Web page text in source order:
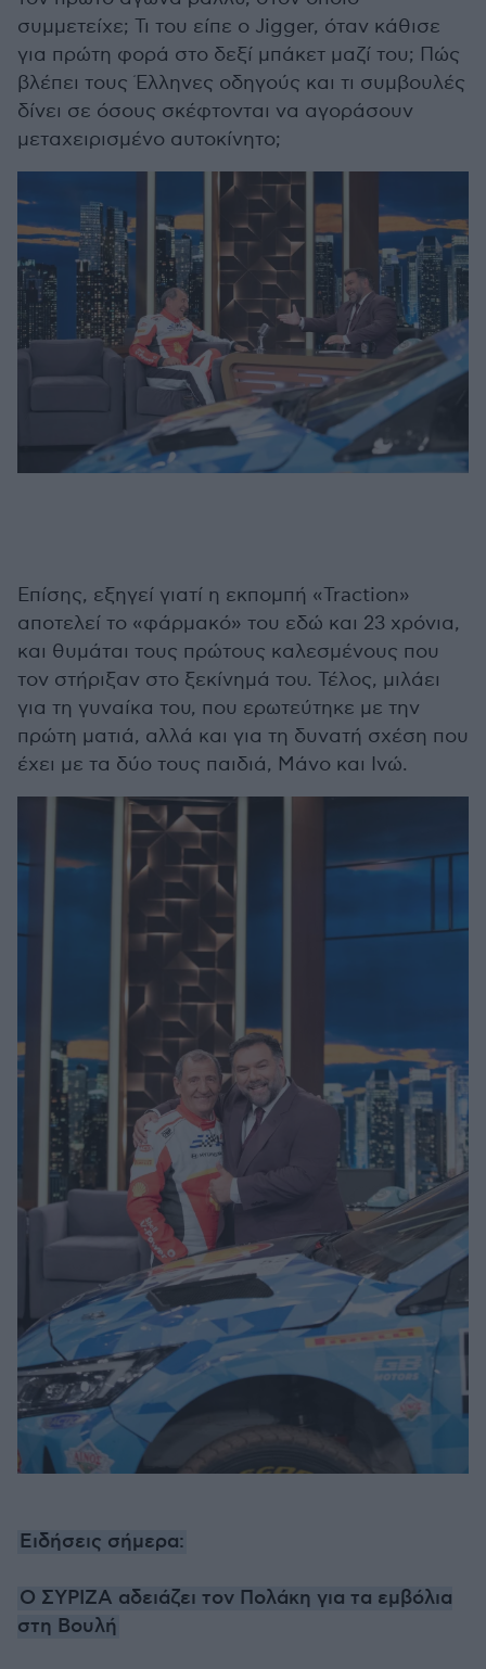
συμμετείχε; Τι του είπε ο Jigger, όταν κάθισε
για πρώτη φορά στο δεξί μπάκετ μαζί του; Πώς
βλέπει τους Έλληνες οδηγούς και τι συμβουλές
δίνει σε όσους σκέφτονται να αγοράσουν
μεταχειρισμένο αυτοκίνητο;
Επίσης, εξηγεί γιατί η εκπομπή «Traction»
αποτελεί το «φάρμακό» του εδώ και 23 χρόνια,
και θυμάται τους πρώτους καλεσμένους που
τον στήριξαν στο ξεκίνημά του. Τέλος, μιλάει
για τη γυναίκα του, που ερωτεύτηκε με την
πρώτη ματιά, αλλά και για τη δυνατή σχέση που
έχει με τα δύο τους παιδιά, Μάνο και Ινώ.
Ειδήσεις σήμερα:
Ο ΣΥΡΙΖΑ αδειάζει τον Πολάκη για τα εμβόλια
στη Βουλή